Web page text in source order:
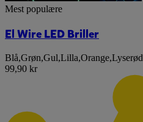
Mest populære
El Wire LED Briller
Blå,Grøn,Gul,Lilla,Orange,Lyserød
99,90 kr